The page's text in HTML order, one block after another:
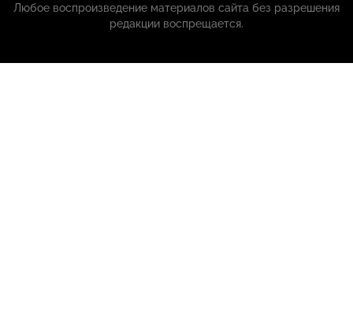
Любое воспроизведение материалов сайта без разрешения
редакции воспрещается.